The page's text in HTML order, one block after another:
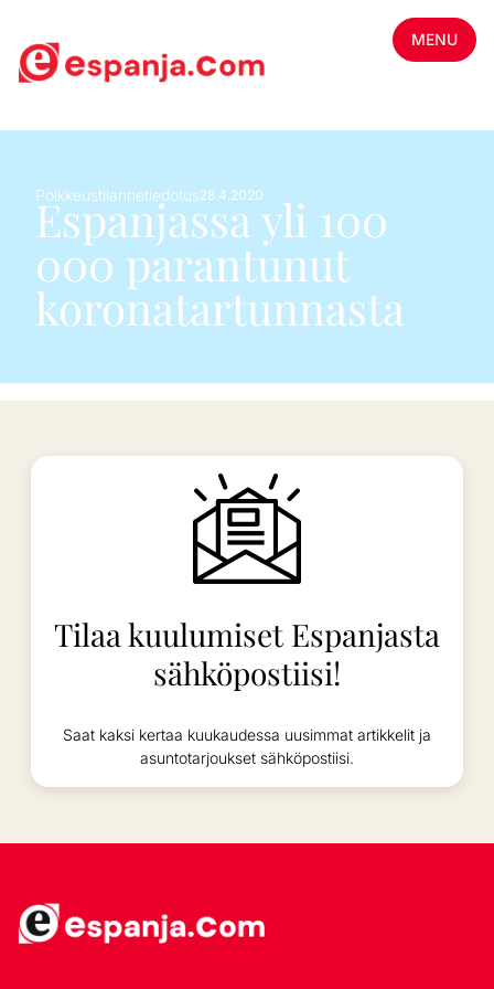
MENU
Poikkeustilannetiedotus28.4.2020
Espanjassa yli 100
000 parantunut
koronatartunnasta
Tilaa kuulumiset Espanjasta
sähköpostiisi!
Saat kaksi kertaa kuukaudessa uusimmat artikkelit ja
asuntotarjoukset sähköpostiisi.